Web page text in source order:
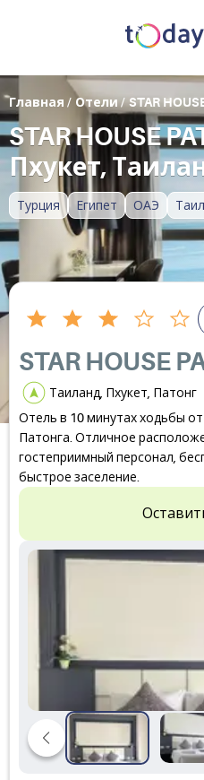
Турция Египет ОАЭ
Главная / Отели/ STAR
STAR HOUSE
Пхукет,
STAR HOUSE
Таиланд, Пхукет, Патонг
Отель в 10 минутах ходьбы
Патонга. Отличное
гостеприимный персонал,
быстрое заселение.